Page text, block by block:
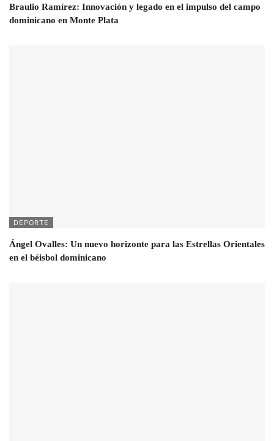
Braulio Ramírez: Innovación y legado en el impulso del campo
dominicano en Monte Plata
DEPORTE
Ángel Ovalles: Un nuevo horizonte para las Estrellas Orientales
en el béisbol dominicano